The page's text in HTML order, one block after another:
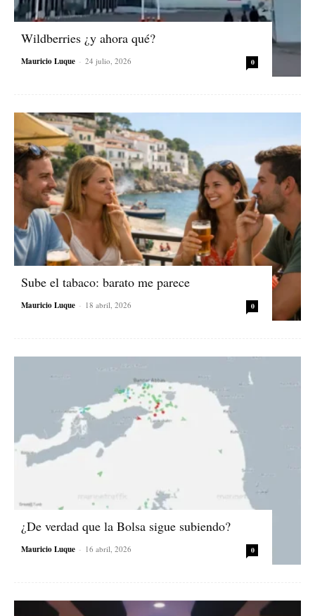
Wildberries ¿y ahora qué?
Mauricio Luque - 24 julio, 2026 0
Sube el tabaco: barato me parece
Mauricio Luque - 18 abril, 2026 0
¿De verdad que la Bolsa sigue subiendo?
Mauricio Luque - 16 abril, 2026 0